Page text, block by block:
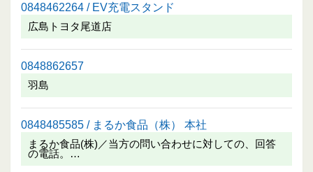
0848462264 / EV充電スタンド
広島トヨタ尾道店
0848862657
羽島
0848485585 / まるか食品（株） 本社
まるか食品(株)／当方の問い合わせに対しての、回答
の電話。…